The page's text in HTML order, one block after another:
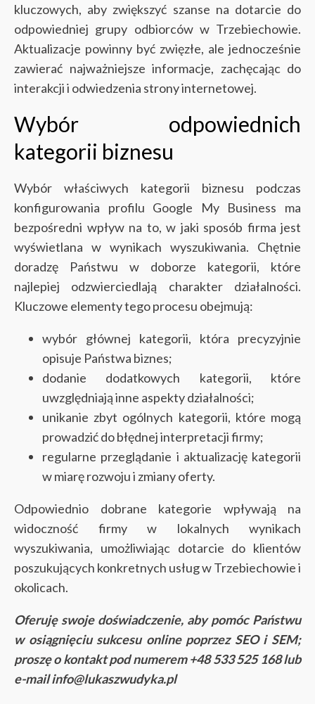
kluczowych, aby zwiększyć szanse na dotarcie do
odpowiedniej grupy odbiorców w Trzebiechowie.
Aktualizacje powinny być zwięzłe, ale jednocześnie
zawierać najważniejsze informacje, zachęcając do
interakcji i odwiedzenia strony internetowej.
Wybór odpowiednich
kategorii biznesu
Wybór właściwych kategorii biznesu podczas
konfigurowania profilu Google My Business ma
bezpośredni wpływ na to, w jaki sposób firma jest
wyświetlana w wynikach wyszukiwania. Chętnie
doradzę Państwu w doborze kategorii, które
najlepiej odzwierciedlają charakter działalności.
Kluczowe elementy tego procesu obejmują:
wybór głównej kategorii, która precyzyjnie
opisuje Państwa biznes;
dodanie dodatkowych kategorii, które
uwzględniają inne aspekty działalności;
unikanie zbyt ogólnych kategorii, które mogą
prowadzić do błędnej interpretacji firmy;
regularne przeglądanie i aktualizację kategorii
w miarę rozwoju i zmiany oferty.
Odpowiednio dobrane kategorie wpływają na
widoczność firmy w lokalnych wynikach
wyszukiwania, umożliwiając dotarcie do klientów
poszukujących konkretnych usług w Trzebiechowie i
okolicach.
Oferuję swoje doświadczenie, aby pomóc Państwu
w osiągnięciu sukcesu online poprzez SEO i SEM;
proszę o kontakt pod numerem +48 533 525 168 lub
e-mail info@lukaszwudyka.pl